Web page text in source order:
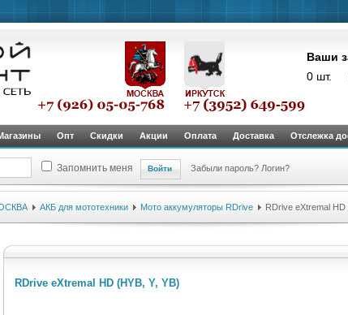
Ваши
0 шт.
Опт Скидки Акции Оплата Доставка Отслежка
Запомнить меня Забыли пароль? Логин?
АКБ для мототехники Мото аккумуляторы RDrive RDrive eXtremal HD
RDrive eXtremal HD (HYB, Y, YB)